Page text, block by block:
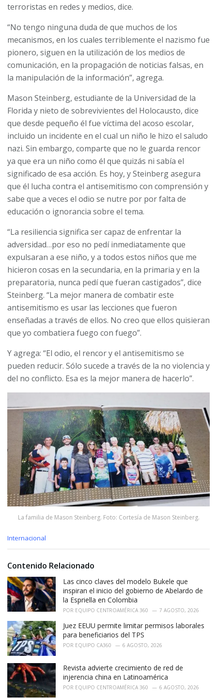
terroristas en redes y medios, dice.
“No tengo ninguna duda de que muchos de los
mecanismos, en los cuales terriblemente el nazismo fue
pionero, siguen en la utilización de los medios de
comunicación, en la propagación de noticias falsas, en
la manipulación de la información”, agrega.
Mason Steinberg, estudiante de la Universidad de la
Florida y nieto de sobrevivientes del Holocausto, dice
que desde pequeño él fue víctima del acoso escolar,
incluido un incidente en el cual un niño le hizo el saludo
nazi. Sin embargo, comparte que no le guarda rencor
ya que era un niño como él que quizás ni sabía el
significado de esa acción. Es hoy, y Steinberg asegura
que él lucha contra el antisemitismo con comprensión y
sabe que a veces el odio se nutre por por falta de
educación o ignorancia sobre el tema.
“La resiliencia significa ser capaz de enfrentar la
adversidad…por eso no pedí inmediatamente que
expulsaran a ese niño, y a todos estos niños que me
hicieron cosas en la secundaria, en la primaria y en la
preparatoria, nunca pedí que fueran castigados”, dice
Steinberg. “La mejor manera de combatir este
antisemitismo es usar las lecciones que fueron
enseñadas a través de ellos. No creo que ellos quisieran
que yo combatiera fuego con fuego”.
Y agrega: “El odio, el rencor y el antisemitismo se
pueden reducir. Sólo sucede a través de la no violencia y
del no conflicto. Esa es la mejor manera de hacerlo”.
La familia de Mason Steinberg. Foto: Cortesía de Mason Steinberg.
C
e
o
r
i
e
Internacional
Contenido Relacionado
Las cinco claves del modelo Bukele que
inspiran el inicio del gobierno de Abelardo de
la Espriella en Colombia
POR EQUIPO CENTROAMÉRICA 360 7 AGOSTO, 2026
Juez EEUU permite limitar permisos laborales
para beneficiarios del TPS
POR EQUIPO CA360 6 AGOSTO, 2026
Revista advierte crecimiento de red de
injerencia china en Latinoamérica
POR EQUIPO CENTROAMÉRICA 360 6 AGOSTO, 2026